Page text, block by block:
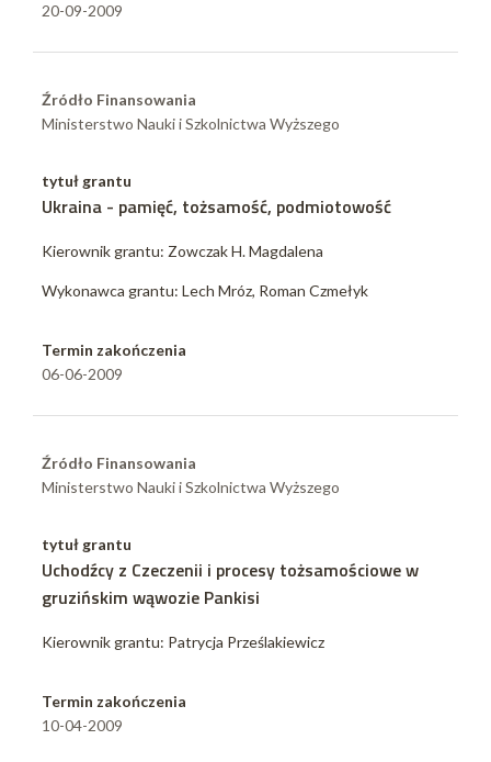
20-09-2009
Źródło Finansowania
Ministerstwo Nauki i Szkolnictwa Wyższego
tytuł grantu
Ukraina - pamięć, tożsamość, podmiotowość
Kierownik grantu: Zowczak H. Magdalena
Wykonawca grantu: Lech Mróz, Roman Czmełyk
Termin zakończenia
06-06-2009
Źródło Finansowania
Ministerstwo Nauki i Szkolnictwa Wyższego
tytuł grantu
Uchodźcy z Czeczenii i procesy tożsamościowe w
gruzińskim wąwozie Pankisi
Kierownik grantu: Patrycja Prześlakiewicz
Termin zakończenia
10-04-2009